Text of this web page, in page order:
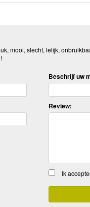
mooi, slecht, lelijk,
Beschrijf uw
Review:
Ik